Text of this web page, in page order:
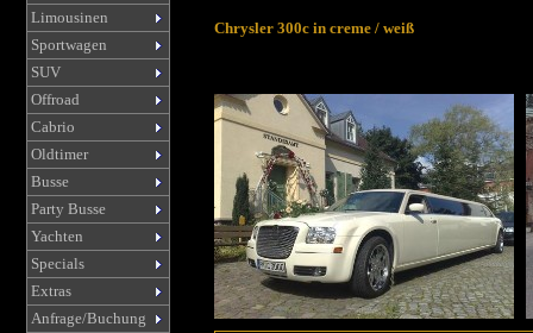
Limousinen
Sportwagen
SUV
Offroad
Cabrio
Oldtimer
Busse
Party Busse
Yachten
Specials
Extras
Anfrage/Buchung
Chrysler 300c in creme / weiß